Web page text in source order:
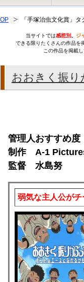
「手塚治虫文化賞」
当サイトでは感想別 、 ジ
できる限りたくさんの作品を
この作品を掲載
おおきく振
管理人おすす
制作 A-1
監督 水島努
弱気な主人公が